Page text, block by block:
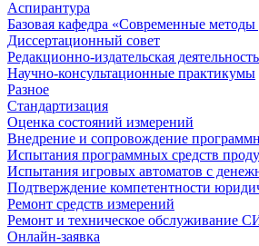
Аспирантура
Базовая кафедра «Современные
Диссертационный совет
Редакционно-издательская деятельность
Научно-консультационные практикумы
Разное
Стандартизация
Оценка состояний измерений
Внедрение и сопровождение
Испытания программных средств
Испытания игровых автоматов с
Подтверждение компетентности
Ремонт средств измерений
Ремонт и техническое обслуживание
Онлайн-заявка